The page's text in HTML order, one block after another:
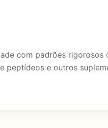
com padrões rigorosos
e outros